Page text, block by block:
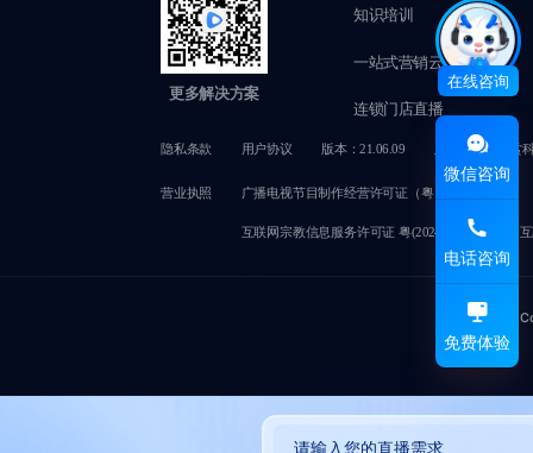
在线咨询
微信咨询
电话咨询
免费体验
更多解决方案
知识培训
一站式营销云
连锁门店直播
隐私条款 用户协议 版本：21.06.09 版权所有@赞赏
营业执照 广播电视节目制作经营许可证（粤）字第02749号
互联网宗教信息服务许可证 粤(2024)0000050